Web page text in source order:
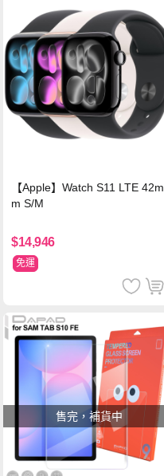
【Apple】Watch S11 LTE 42m
m S/M
$14,946
免運
售完，補貨中